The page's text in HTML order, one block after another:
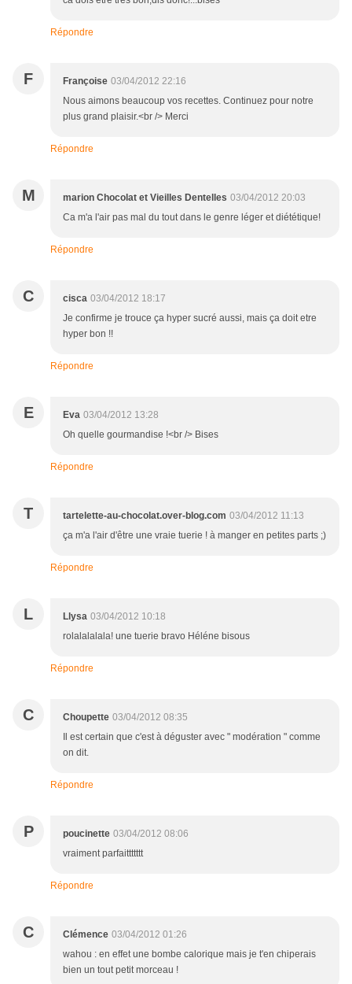
Répondre
F Françoise 03/04/2012 22:16
Nous aimons beaucoup vos recettes. Continuez pour notre
plus grand plaisir.<br /> Merci
Répondre
M marion Chocolat et Vieilles Dentelles 03/04/2012 20:03
Ca m'a l'air pas mal du tout dans le genre léger et diététique!
Répondre
C cisca 03/04/2012 18:17
Je confirme je trouce ça hyper sucré aussi, mais ça doit etre
hyper bon !!
Répondre
E Eva 03/04/2012 13:28
Oh quelle gourmandise !<br /> Bises
Répondre
T tartelette-au-chocolat.over-blog.com 03/04/2012 11:13
ça m'a l'air d'être une vraie tuerie ! à manger en petites parts ;)
Répondre
L Llysa 03/04/2012 10:18
rolalalalala! une tuerie bravo Héléne bisous
Répondre
C Choupette 03/04/2012 08:35
Il est certain que c'est à déguster avec " modération " comme
on dit.
Répondre
P poucinette 03/04/2012 08:06
vraiment parfaittttttt
Répondre
C Clémence 03/04/2012 01:26
wahou : en effet une bombe calorique mais je t'en chiperais
bien un tout petit morceau !